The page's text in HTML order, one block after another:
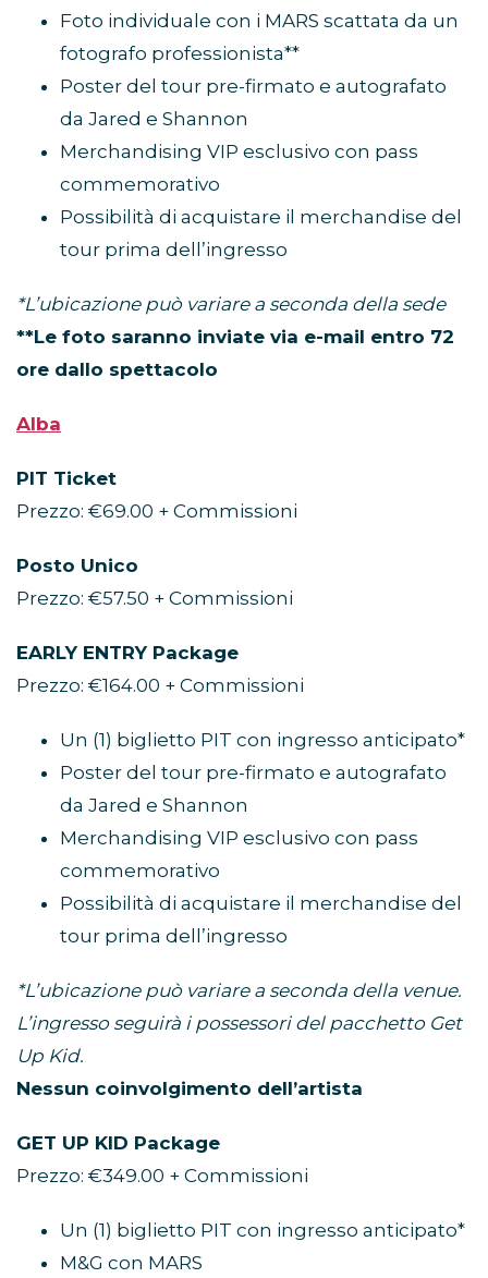
Foto individuale con i MARS scattata da un
fotografo professionista**
Poster del tour pre-firmato e autografato
da Jared e Shannon
Merchandising VIP esclusivo con pass
commemorativo
Possibilità di acquistare il merchandise del
tour prima dell’ingresso
*L’ubicazione può variare a seconda della sede
**Le foto saranno inviate via e-mail entro 72
ore dallo spettacolo
Alba
PIT Ticket
Prezzo: €69.00 + Commissioni
Posto Unico
Prezzo: €57.50 + Commissioni
EARLY ENTRY Package
Prezzo: €164.00 + Commissioni
Un (1) biglietto PIT con ingresso anticipato*
Poster del tour pre-firmato e autografato
da Jared e Shannon
Merchandising VIP esclusivo con pass
commemorativo
Possibilità di acquistare il merchandise del
tour prima dell’ingresso
*L’ubicazione può variare a seconda della venue.
L’ingresso seguirà i possessori del pacchetto Get
Up Kid.
Nessun coinvolgimento dell’artista
GET UP KID Package
Prezzo: €349.00 + Commissioni
Un (1) biglietto PIT con ingresso anticipato*
M&G con MARS